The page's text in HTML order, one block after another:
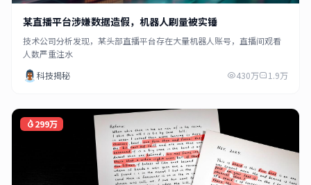
某直播平台涉嫌数据造假，机器人刷量被实锤
技术公司分析发现，某头部直播平台存在大量机器人账号，直播间观看
人数严重注水
科技揭秘
430万 1.9万
299万